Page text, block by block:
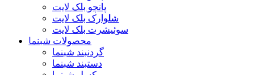
پانچو بلک لایت
شلوارک بلک لایت
سوئیشرت بلک لایت
محصولات شبنما
گردنبند شبنما
دستبند شبنما